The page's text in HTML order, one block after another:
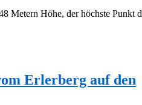
Metern Höhe, der höchste Punkt
Erlerberg auf den